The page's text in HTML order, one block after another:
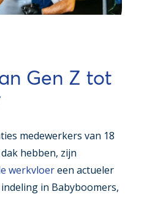
Gen Z tot
medewerkers van 18
hebben, zijn
werkvloereen actueler
in Babyboomers,